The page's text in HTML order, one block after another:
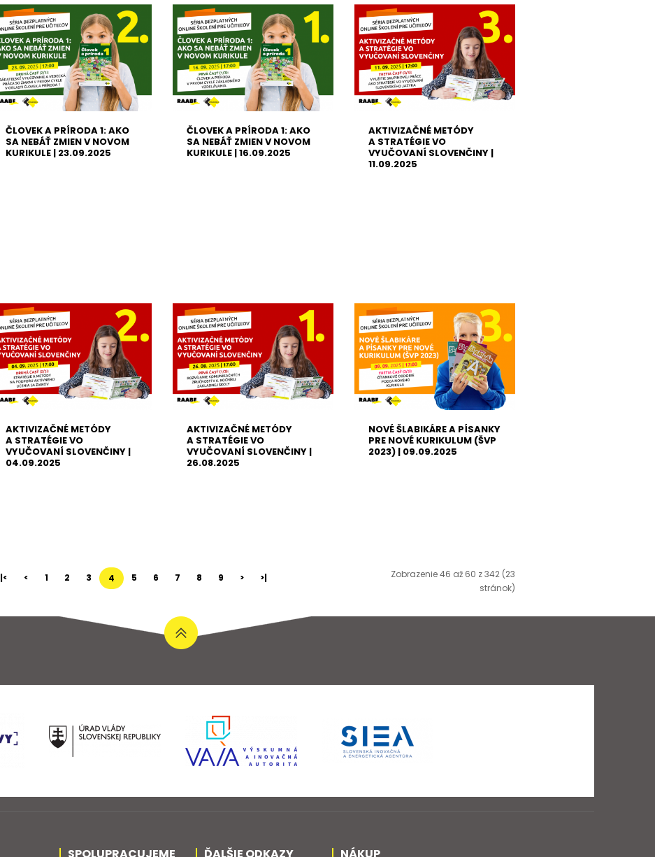
ČLOVEK A PRÍRODA 1: AKO
SA NEBÁŤ ZMIEN V NOVOM
KURIKULE | 23.09.2025
ČLOVEK A PRÍRODA 1: AKO
SA NEBÁŤ ZMIEN V NOVOM
KURIKULE | 16.09.2025
AKTIVIZAČNÉ METÓDY
A STRATÉGIE VO
VYUČOVANÍ SLOVENČINY |
11.09.2025
AKTIVIZAČNÉ METÓDY
A STRATÉGIE VO
VYUČOVANÍ SLOVENČINY |
04.09.2025
AKTIVIZAČNÉ METÓDY
A STRATÉGIE VO
VYUČOVANÍ SLOVENČINY |
26.08.2025
NOVÉ ŠLABIKÁRE A PÍSANKY
PRE NOVÉ KURIKULUM (ŠVP
2023) | 09.09.2025
|< < 1 2 3 4 5 6 7 8 9 > >|
Zobrazenie 46 až 60 z 342 (23
stránok)
SPOLUPRACUJEME ĎALŠIE ODKAZY NÁKUP